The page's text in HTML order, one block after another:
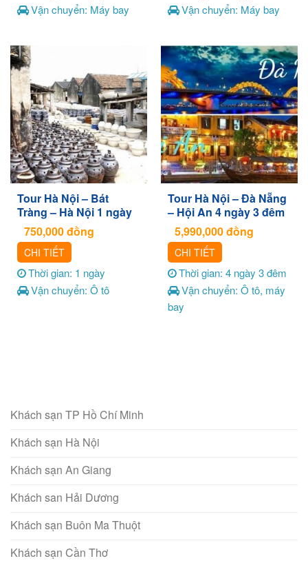
Vận chuyển: Máy bay
Vận chuyển: Máy bay
Tour Hà Nội – Bát
Tràng – Hà Nội 1 ngày
750,000đồng
CHI TIẾT
Thời gian: 1 ngày
Vận chuyển: Ô tô
Tour Hà Nội – Đà Nẵng
– Hội An 4 ngày 3 đêm
5,990,000đồng
CHI TIẾT
Thời gian: 4 ngày 3 đêm
Vận chuyển: Ô tô, máy
bay
Khách sạn TP Hồ Chí Minh
Khách sạn Hà Nội
Khách sạn An Giang
Khách san Hải Dương
Khách sạn Buôn Ma Thuột
Khách sạn Cần Thơ